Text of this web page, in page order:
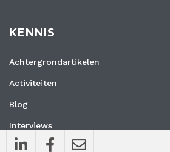
KENNIS
Achtergrondartikelen
Activiteiten
Blog
Interviews
Nieuws